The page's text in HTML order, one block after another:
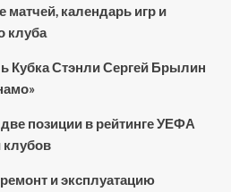
матчей, календарь игр и
клуба
Кубка Стэнли Сергей Брылин
позиции в рейтинге УЕФА
и эксплуатацию